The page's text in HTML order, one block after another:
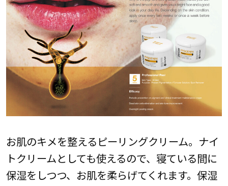
お肌のキメを整えるピーリングクリーム。ナイ
トクリームとしても使えるので、寝ている間に
保湿をしつつ、お肌を柔らげてくれます。保湿